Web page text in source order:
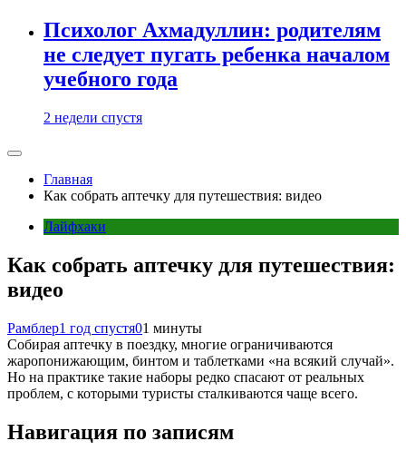
Психолог Ахмадуллин: родителям
не следует пугать ребенка началом
учебного года
2 недели спустя
Главная
Как собрать аптечку для путешествия: видео
Лайфхаки
Как собрать аптечку для путешествия:
видео
Рамблер1 год спустя01 минуты
Собирая аптечку в поездку, многие ограничиваются
жаропонижающим, бинтом и таблетками «на всякий случай».
Но на практике такие наборы редко спасают от реальных
проблем, с которыми туристы сталкиваются чаще всего.
Навигация по записям